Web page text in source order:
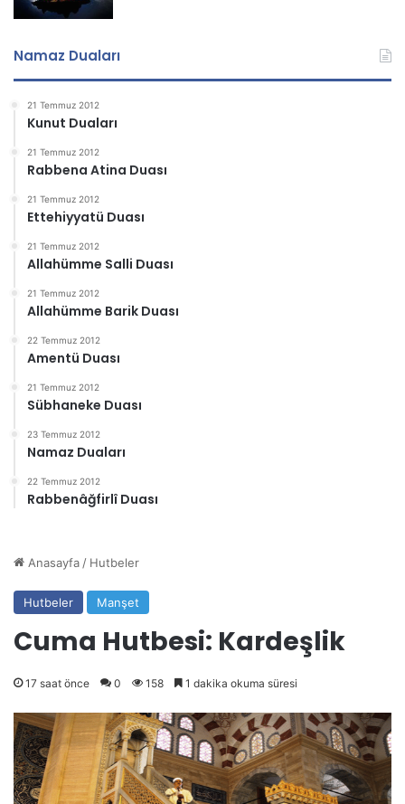
Namaz Duaları
21 Temmuz 2012
Kunut Duaları
21 Temmuz 2012
Rabbena Atina Duası
21 Temmuz 2012
Ettehiyyatü Duası
21 Temmuz 2012
Allahümme Salli Duası
21 Temmuz 2012
Allahümme Barik Duası
22 Temmuz 2012
Amentü Duası
21 Temmuz 2012
Sübhaneke Duası
23 Temmuz 2012
Namaz Duaları
22 Temmuz 2012
Rabbenâğfirlî Duası